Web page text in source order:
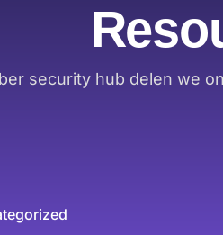
security hub delen we